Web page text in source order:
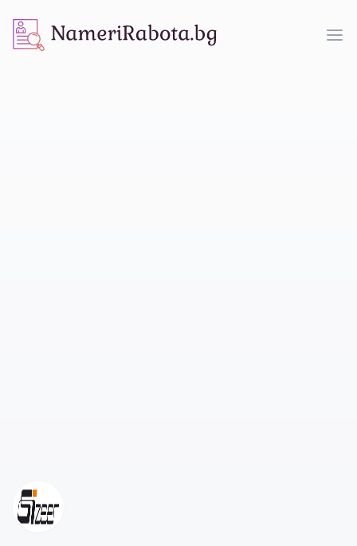
NameriRabota.bg